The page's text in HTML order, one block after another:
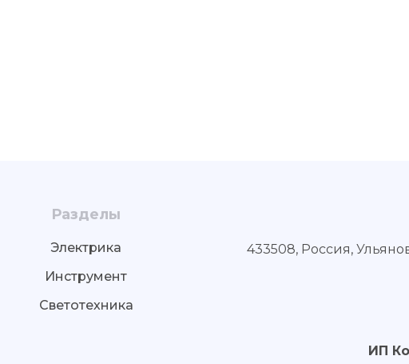
Разделы
Электрика
Инструмент
Светотехника
433508, Россия,
ИП